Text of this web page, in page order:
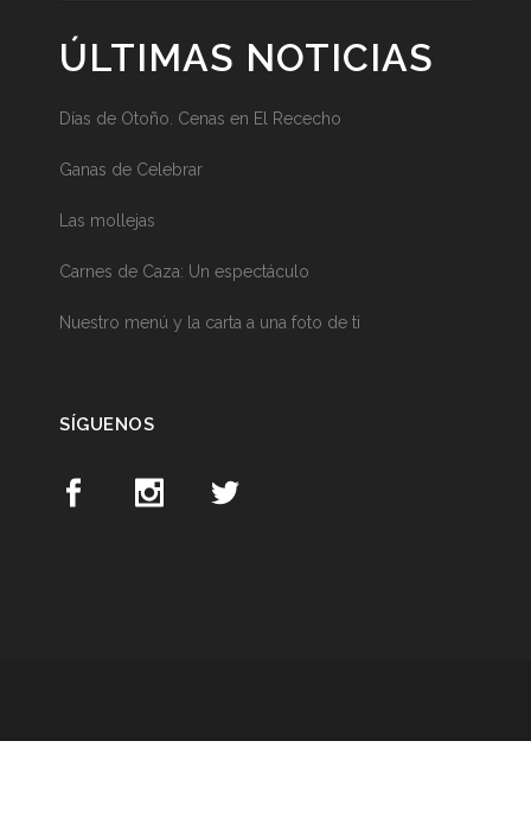
ÚLTIMAS NOTICIAS
Días de Otoño. Cenas en El Rececho
Ganas de Celebrar
Las mollejas
Carnes de Caza: Un espectáculo
Nuestro menú y la carta a una foto de ti
SÍGUENOS